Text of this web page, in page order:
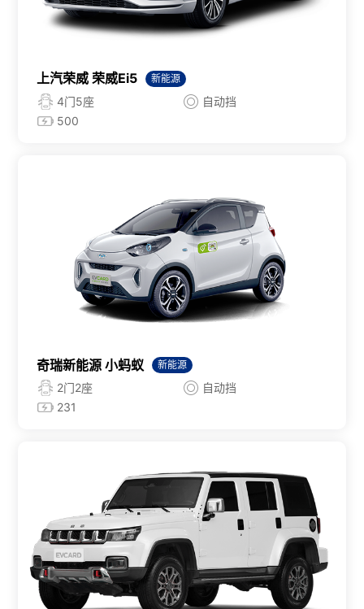
上汽荣威 荣威Ei5 新能源
4门5座
自动挡
500
奇瑞新能源 小蚂蚁 新能源
2门2座
自动挡
231